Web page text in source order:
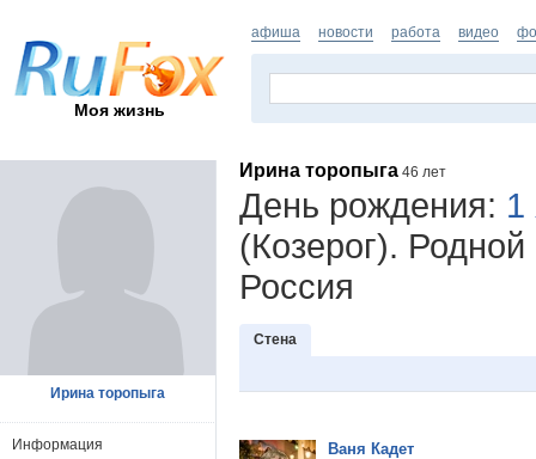
Моя жизнь
афиша новости работа видео
Ирина торопыга 46 лет
День рождения: 1
(Козерог).
Россия
Стена
Ваня Кадет
Ирина торопыга
Информация